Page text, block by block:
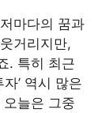
마다의 꿈과
거리지만,
. 특히 최근
’ 역시 많은
늘은 그중